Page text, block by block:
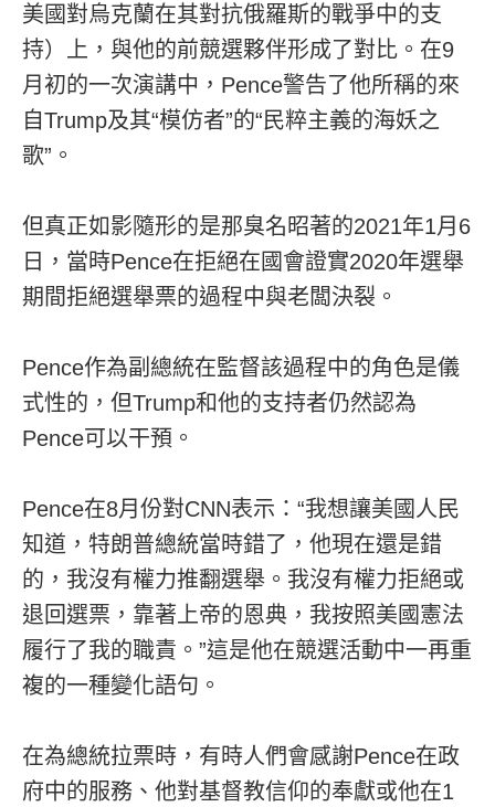
美國對烏克蘭在其對抗俄羅斯的戰爭中的支
持）上，與他的前競選夥伴形成了對比。在9
月初的一次演講中，Pence警告了他所稱的來
自Trump及其“模仿者”的“民粹主義的海妖之
歌”。
但真正如影隨形的是那臭名昭著的2021年1月6
日，當時Pence在拒絕在國會證實2020年選舉
期間拒絕選舉票的過程中與老闆決裂。
Pence作為副總統在監督該過程中的角色是儀
式性的，但Trump和他的支持者仍然認為
Pence可以干預。
Pence在8月份對CNN表示：“我想讓美國人民
知道，特朗普總統當時錯了，他現在還是錯
的，我沒有權力推翻選舉。我沒有權力拒絕或
退回選票，靠著上帝的恩典，我按照美國憲法
履行了我的職責。”這是他在競選活動中一再重
複的一種變化語句。
在為總統拉票時，有時人們會感謝Pence在政
府中的服務、他對基督教信仰的奉獻或他在1